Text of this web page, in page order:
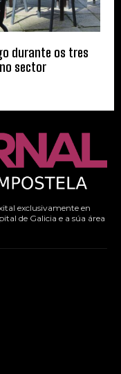
durante os tres
sector
exclusivamente en
de Galicia e a súa área